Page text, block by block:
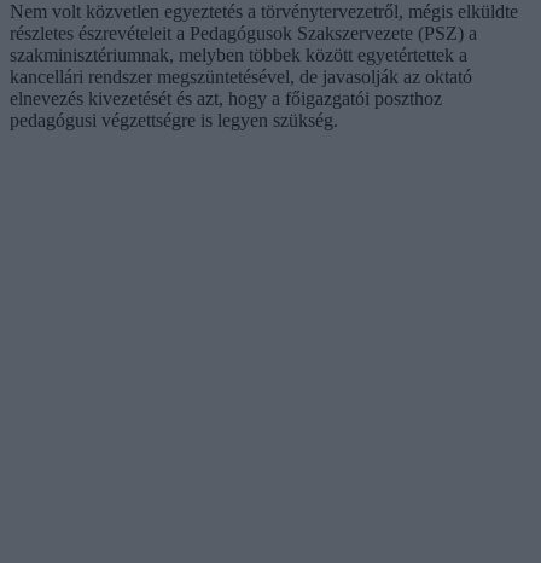
Nem volt közvetlen egyeztetés a törvénytervezetről, mégis elküldte
részletes észrevételeit a Pedagógusok Szakszervezete (PSZ) a
szakminisztériumnak, melyben többek között egyetértettek a
kancellári rendszer megszüntetésével, de javasolják az oktató
elnevezés kivezetését és azt, hogy a főigazgatói poszthoz
pedagógusi végzettségre is legyen szükség.